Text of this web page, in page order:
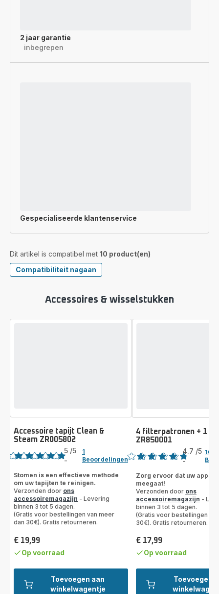
2 jaar garantie
inbegrepen
Gespecialiseerde klantenservice
Dit artikel is compatibel met 10 product(en)
Compatibiliteit nagaan
Accessoires & wisselstukken
Toevoegen aan
winkelwagentje
Accessoire tapijt Clean &
Steam ZR005802
Beoordeling
met
5
sterren
(gemiddeld)
5 /5
-
1
Beoordelingen
Stomen is een effectieve methode
om uw tapijten te reinigen.
Verzonden door ons
accessoiremagazijn - Levering
binnen 3 tot 5 dagen.
(Gratis voor bestellingen van meer
dan 30€). Gratis retourneren.
Prijs
€ 19,99
Op voorraad
Toevoegen
4 filterpatronen + 1
ZR850001
Beoordeling
4.7 /5
-
10
Zorg ervoor dat uw
meegaat!
Verzonden door ons
accessoiremagazijn -
binnen 3 tot 5 dagen.
(Gratis voor bestellingen
30€). Gratis retourneren.
Prijs
€ 17,99
Op voorraad